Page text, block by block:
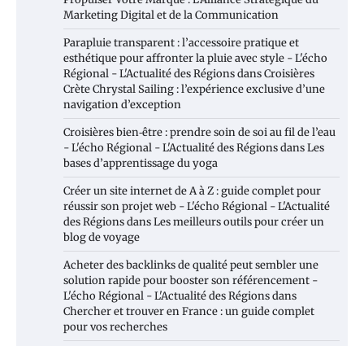
Marketing Digital et de la Communication
Parapluie transparent : l’accessoire pratique et
esthétique pour affronter la pluie avec style - L'écho
Régional - L'Actualité des RégionsdansCroisières
Crète Chrystal Sailing : l’expérience exclusive d’une
navigation d’exception
Croisières bien‑être : prendre soin de soi au fil de l’eau
- L'écho Régional - L'Actualité des RégionsdansLes
bases d’apprentissage du yoga
Créer un site internet de A à Z : guide complet pour
réussir son projet web - L'écho Régional - L'Actualité
des RégionsdansLes meilleurs outils pour créer un
blog de voyage
Acheter des backlinks de qualité peut sembler une
solution rapide pour booster son référencement -
L'écho Régional - L'Actualité des Régionsdans
Chercher et trouver en France : un guide complet
pour vos recherches